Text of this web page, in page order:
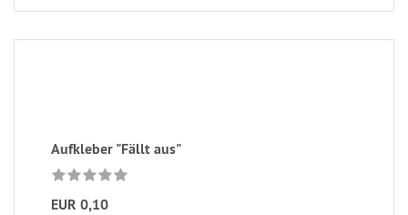
Aufkleber "Fällt aus"
EUR 0,10